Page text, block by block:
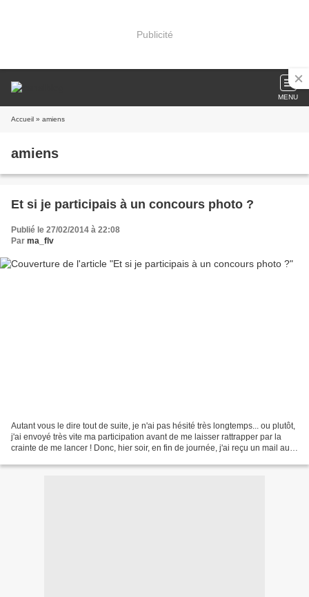
Publicité
MENU
Accueil » amiens
amiens
Et si je participais à un concours photo ?
Publié le 27/02/2014 à 22:08
Par ma_flv
Autant vous le dire tout de suite, je n'ai pas hésité très longtemps... ou plutôt,
j'ai envoyé très vite ma participation avant de me laisser rattrapper par la
crainte de me lancer ! Donc, hier soir, en fin de journée, j'ai reçu un mail au